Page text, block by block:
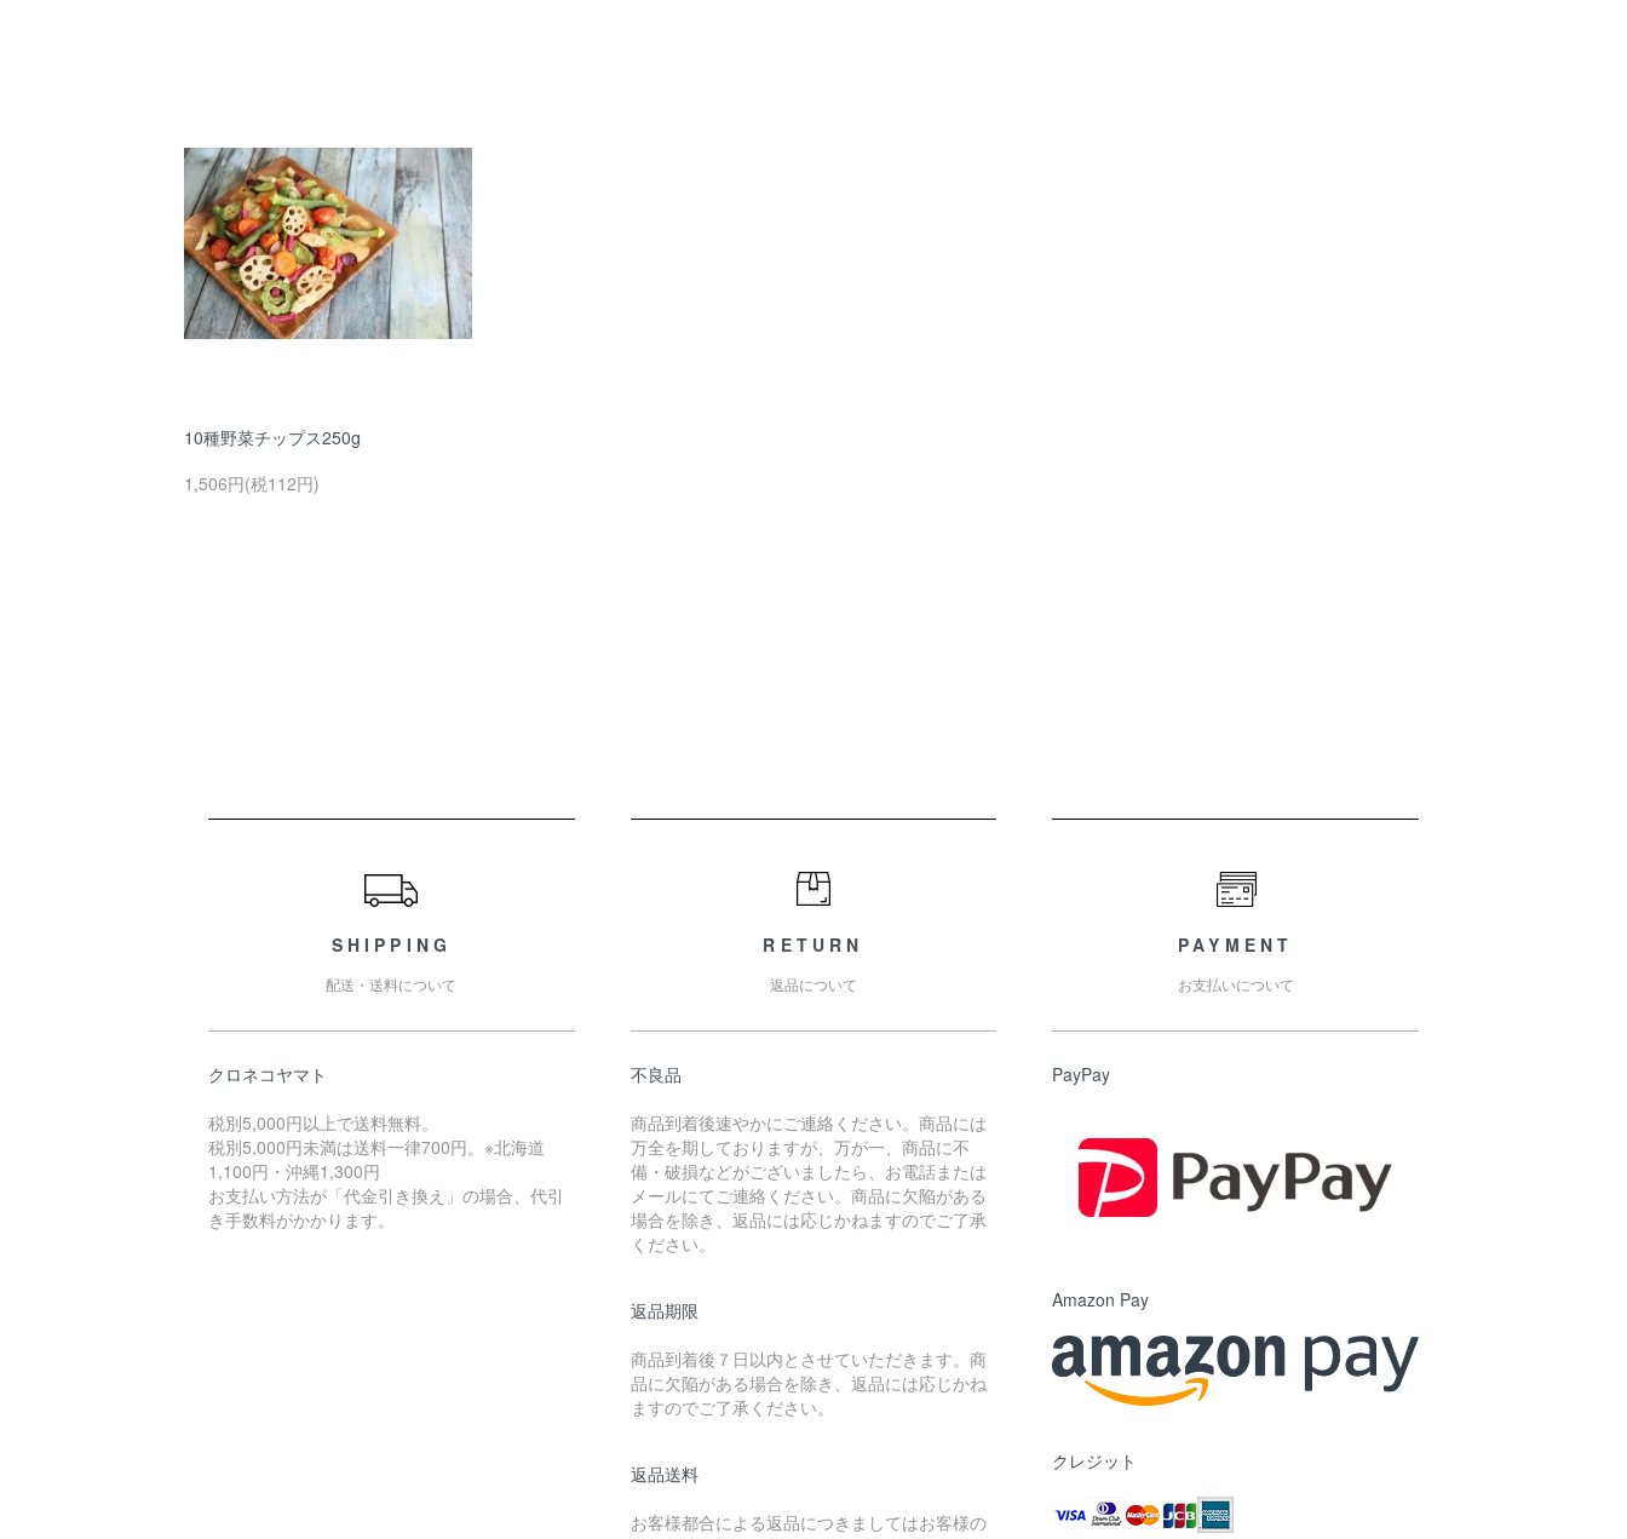
10種野菜チップス250g
1,506円(税112円)
SHIPPING
配送・送料について
クロネコヤマト
税別5,000円以上で送料無料。
税別5,000円未満は送料一律700円。※北海道
1,100円・沖縄1,300円
お支払い方法が「代金引き換え」の場合、代引
き手数料がかかります。
RETURN
返品について
不良品
商品到着後速やかにご連絡ください。商品には
万全を期しておりますが、万が一、商品に不
備・破損などがございましたら、お電話または
メールにてご連絡ください。商品に欠陥がある
場合を除き、返品には応じかねますのでご了承
ください。
返品期限
商品到着後７日以内とさせていただきます。商
品に欠陥がある場合を除き、返品には応じかね
ますのでご了承ください。
返品送料
お客様都合による返品につきましてはお客様の
PAYMENT
お支払いについて
PayPay
Amazon Pay
クレジット